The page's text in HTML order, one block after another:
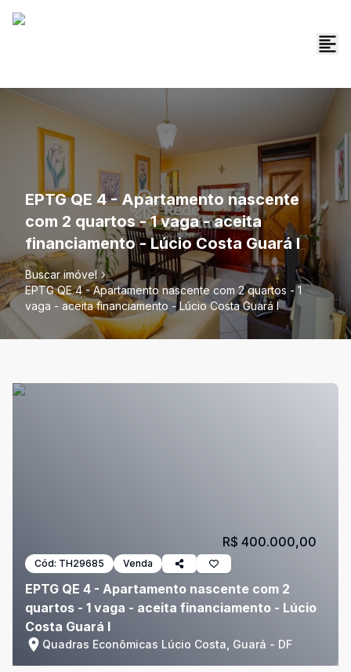
EPTG QE 4 - Apartamento nascente
com 2 quartos - 1 vaga - aceita
financiamento - Lúcio Costa Guará I
Buscar imóvel
EPTG QE 4 - Apartamento nascente com 2 quartos - 1
vaga - aceita financiamento - Lúcio Costa Guará I
Cód: TH29685 Venda
EPTG QE 4 - Apartamento nascente com 2
quartos - 1 vaga - aceita financiamento - Lúcio
Costa Guará I
Quadras Econômicas Lúcio Costa, Guará - DF
R$ 400.000,00